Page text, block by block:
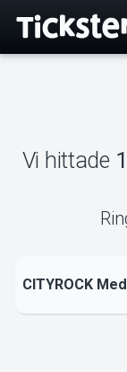
Vi hittade 1
CITYROCK